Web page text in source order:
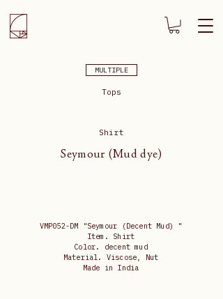
MULTIPLE
Tops
Shirt
Seymour (Mud dye)
VMP052-DM "Seymour (Decent Mud) "
Item. Shirt
Color. decent mud
Material. Viscose, Nut
Made in India